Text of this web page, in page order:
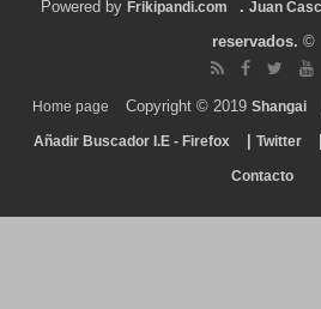
Powered by Frikipandi.com . Juan
reservados. ©
Home page Copyright © 2019 Shangai
Añadir Buscador I.E - Firefox Twitter
Contacto